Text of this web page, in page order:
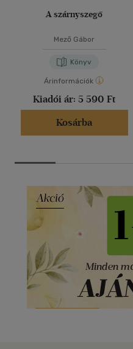
A szárnyszegő
Mező Gábor
Könyv
Árinformációk
Kiadói ár: 5 590 Ft
Kosárba